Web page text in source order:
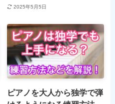
2025年5月5日
ピアノを大人から独学で弾